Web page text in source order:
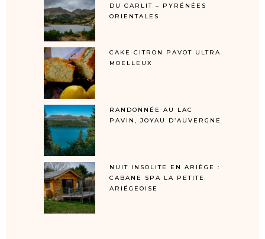
DU CARLIT – PYRÉNÉES
ORIENTALES
CAKE CITRON PAVOT ULTRA
MOELLEUX
RANDONNÉE AU LAC
PAVIN, JOYAU D’AUVERGNE
NUIT INSOLITE EN ARIÈGE :
CABANE SPA LA PETITE
ARIÉGEOISE